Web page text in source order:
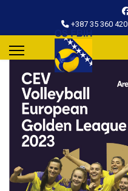
+387 35 360 420